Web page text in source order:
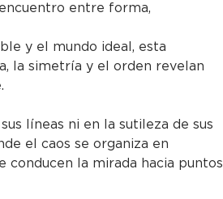
entre forma,
y el mundo ideal, esta
la simetría y el orden revelan
líneas ni en la sutileza de sus
el caos se organiza en
conducen la mirada hacia puntos